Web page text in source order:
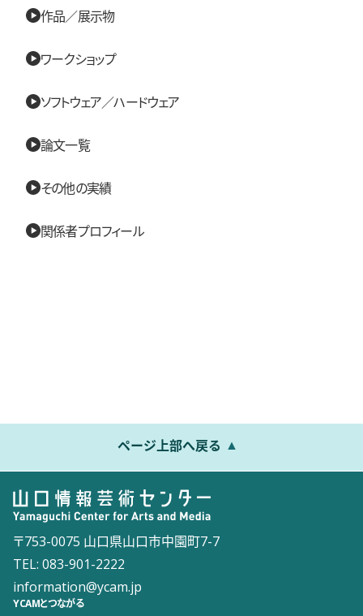
作品／展示物
ワークショップ
ソフトウェア／ハードウェア
論文一覧
その他の実績
関係者プロフィール
ページ上部へ戻る
〒753-0075 山口県山口市中園町7-7
TEL: 083-901-2222
information@ycam.jp
YCAMとつながる